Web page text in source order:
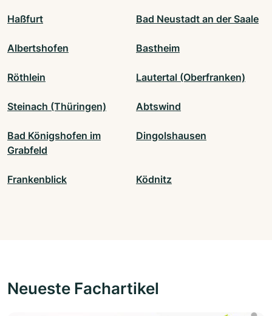
Haßfurt Bad Neustadt an der Saale
Albertshofen Bastheim
Röthlein Lautertal (Oberfranken)
Steinach (Thüringen) Abtswind
Bad Königshofen im
Grabfeld
Dingolshausen
Frankenblick Ködnitz
Neueste Fachartikel